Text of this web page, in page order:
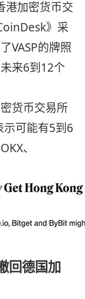
港加密货币交
》采
VASP的牌照
来6到12个
货币交易所
示可能有5到6
、
回德国加